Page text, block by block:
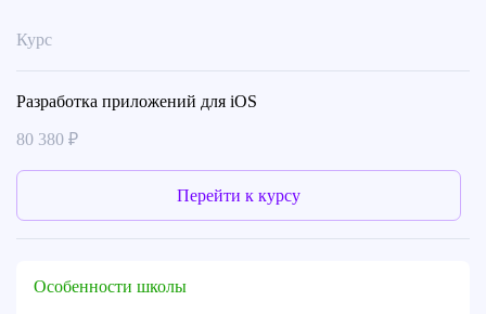
Курс
Разработка приложений для iOS
80 380 ₽
Перейти к курсу
Особенности школы